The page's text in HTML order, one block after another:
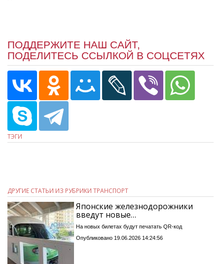
ПОДДЕРЖИТЕ НАШ САЙТ,
ПОДЕЛИТЕСЬ ССЫЛКОЙ В СОЦСЕТЯХ
ТЭГИ
ДРУГИЕ СТАТЬИ ИЗ РУБРИКИ ТРАНСПОРТ
Японские железнодорожники
введут новые…
На новых билетах будут печатать QR-код
Опубликовано 19.06.2026 14:24:56